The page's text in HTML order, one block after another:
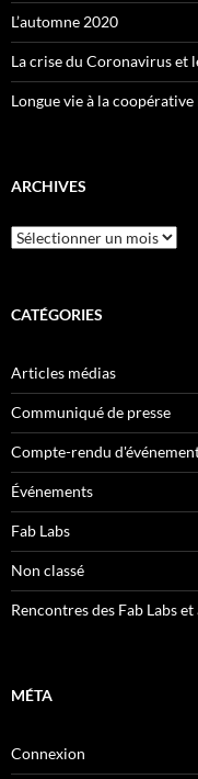
L’automne 2020
La crise du Coronavirus et
Longue vie à la coopérative
ARCHIVES
Archives
CATÉGORIES
Articles médias
Communiqué de presse
Compte-rendu
Événements
Fab Labs
Non classé
Rencontres des Fab Labs
MÉTA
Connexion